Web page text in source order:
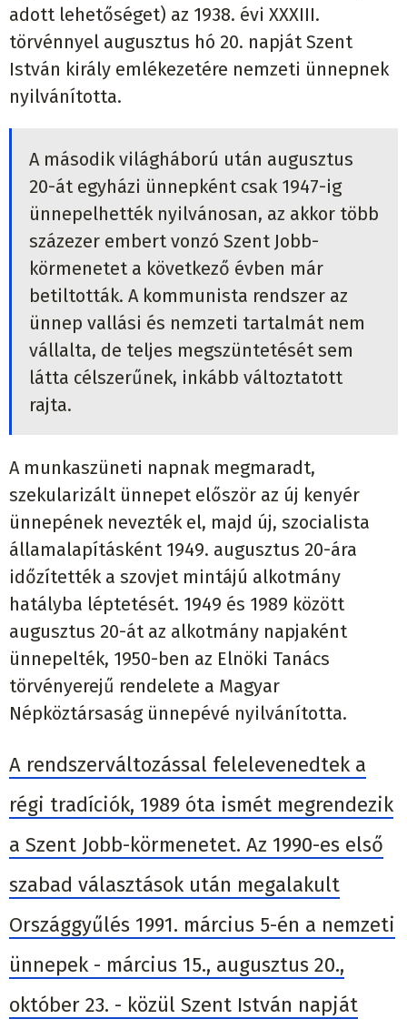
adott lehetőséget) az 1938. évi XXXIII.
törvénnyel augusztus hó 20. napját Szent
István király emlékezetére nemzeti ünnepnek
nyilvánította.
A második világháború után augusztus
20-át egyházi ünnepként csak 1947-ig
ünnepelhették nyilvánosan, az akkor több
százezer embert vonzó Szent Jobb-
körmenetet a következő évben már
betiltották. A kommunista rendszer az
ünnep vallási és nemzeti tartalmát nem
vállalta, de teljes megszüntetését sem
látta célszerűnek, inkább változtatott
rajta.
A munkaszüneti napnak megmaradt,
szekularizált ünnepet először az új kenyér
ünnepének nevezték el, majd új, szocialista
államalapításként 1949. augusztus 20-ára
időzítették a szovjet mintájú alkotmány
hatályba léptetését. 1949 és 1989 között
augusztus 20-át az alkotmány napjaként
ünnepelték, 1950-ben az Elnöki Tanács
törvényerejű rendelete a Magyar
Népköztársaság ünnepévé nyilvánította.
A rendszerváltozással felelevenedtek a
régi tradíciók, 1989 óta ismét megrendezik
a Szent Jobb-körmenetet. Az 1990-es első
szabad választások után megalakult
Országgyűlés 1991. március 5-én a nemzeti
ünnepek - március 15., augusztus 20.,
október 23. - közül Szent István napját